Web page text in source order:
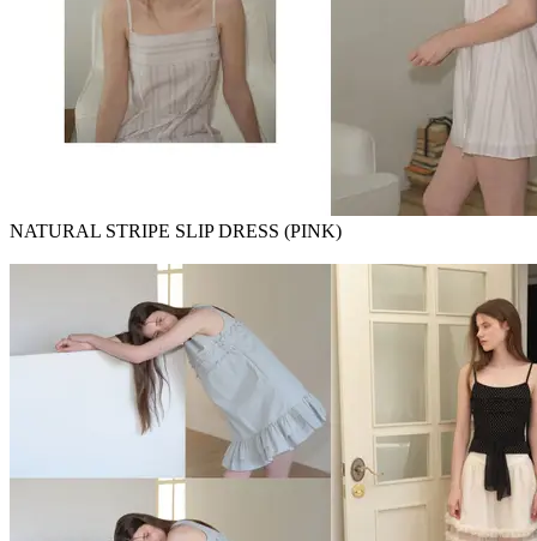
NATURAL STRIPE SLIP DRESS (PINK)